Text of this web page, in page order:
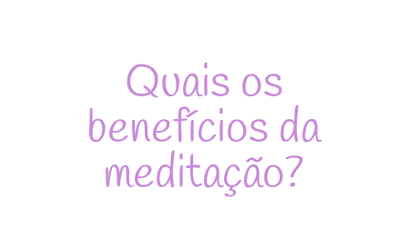
Quais os
benefícios da
meditação?